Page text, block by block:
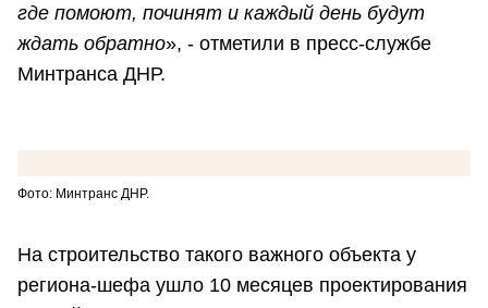
где помоют, починят и каждый день будут
ждать обратно», - отметили в пресс-службе
Минтранса ДНР.
Фото: Минтранс ДНР.
На строительство такого важного объекта у
региона-шефа ушло 10 месяцев проектирования